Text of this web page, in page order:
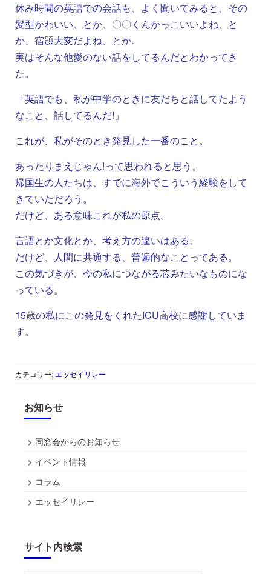
休み時間の英語での会話も、よく聞いてみると、その
髪型かわいい、とか、〇〇くんかっこいいよね、と
か、宿題大変だよね、とか。
実はそんな他愛のない話をしてるんだとわかってき
た。
「英語でも、私が中学のときに友だちと話してたよう
なこと、話してるんだ!」
これが、私がそのとき発見した一番のこと。
あったりまえじゃん!って思われると思う。
帰国生の人たちは、すでに海外でこういう経験をして
きていただろう。
だけど、ある意味これが私の原点。
言語とか文化とか、考え方の違いはある。
だけど、人間に共通する、普遍的なことってある。
この気づきが、今の私につながる芯みたいなものにな
っている。
15歳の私にこの発見をくれたICU高校に感謝していま
す。
カテゴリー: エッセイリレー
お知らせ
同窓会からのお知らせ
イベント情報
コラム
エッセイリレー
サイト内検索